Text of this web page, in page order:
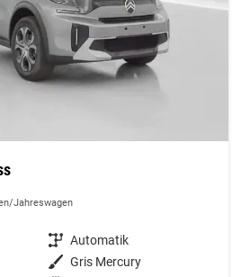
Jahreswagen
Getriebe Automatik
Außenfarbe Gris Mercury